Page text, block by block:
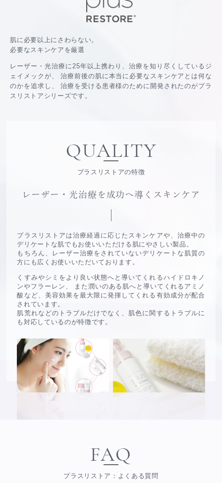
肌に必要以上にさわらない。
必要なスキンケアを厳選
レーザー・光治療に25年以上携わり、治療を知り尽くしているジ
ェイメックが、
治療前後の肌に本当に必要なスキンケアとは何な
のかを追求し、
治療を受ける患者様のために開発されたのがプラ
スリストアシリーズです。
QUALITY
プラスリストアの特徴
レーザー・光治療を成功へ導くスキンケア
プラスリストアは治療経過に応じたスキンケアや、治療中の
デリケートな肌でもお使いいただける肌にやさしい製品。
もちろん、レーザー治療をされていないデリケートな肌質の
方にも広くお使いいただいております。
くすみやシミをより良い状態へと導いてくれるハイドロキノ
ンやフラーレン、
また潤いのある肌へと導いてくれるアミノ
酸など、美容効果を最大限に発揮してくれる有効成分が配合
されています。
肌荒れなどのトラブルだけでなく、肌色に関するトラブルに
も対応しているのが特徴です。
FAQ
プラスリストア：よくある質問